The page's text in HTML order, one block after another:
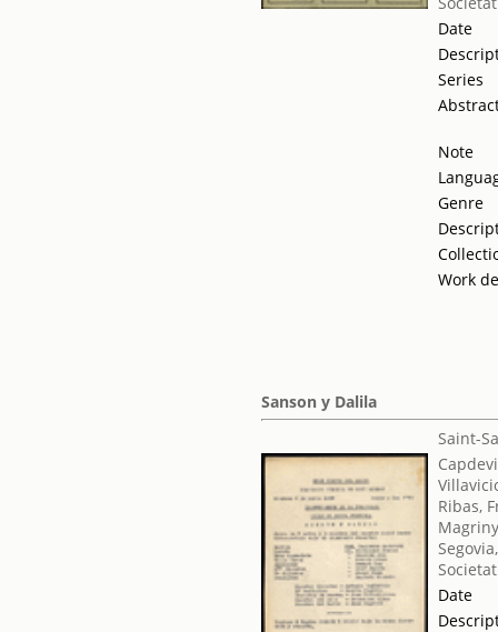
Date
Series
Note
Genre
Work
Sanson y Dalila
Saint-
Ribas,
Date